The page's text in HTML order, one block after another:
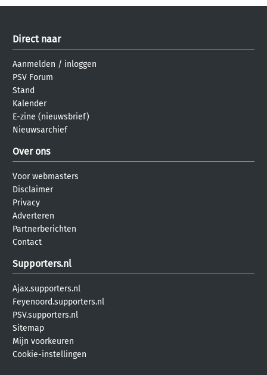
Direct naar
Aanmelden / inloggen
PSV Forum
Stand
Kalender
E-zine (nieuwsbrief)
Nieuwsarchief
Over ons
Voor webmasters
Disclaimer
Privacy
Adverteren
Partnerberichten
Contact
Supporters.nl
Ajax.supporters.nl
Feyenoord.supporters.nl
PSV.supporters.nl
Sitemap
Mijn voorkeuren
Cookie-instellingen